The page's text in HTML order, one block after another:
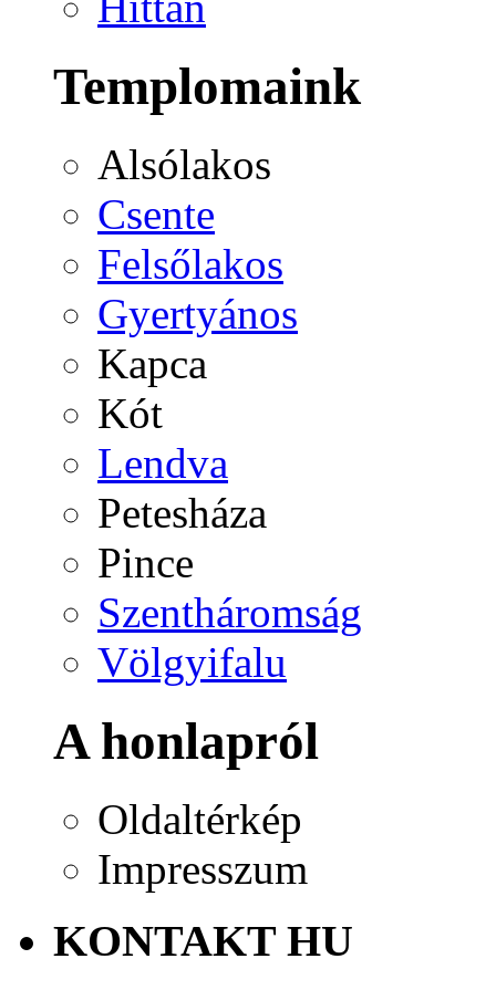
Templomaink
Alsólakos
Csente
Felsőlakos
Gyertyános
Kapca
Kót
Lendva
Petesháza
Pince
Szentháromság
Völgyifalu
A honlapról
Oldaltérkép
Impresszum
KONTAKT HU